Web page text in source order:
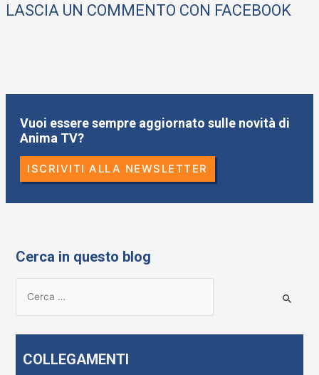
LASCIA UN COMMENTO CON FACEBOOK
Vuoi essere sempre aggiornato sulle novità di
Anima TV?
ISCRIVITI ALLA NEWSLETTER
Cerca in questo blog
COLLEGAMENTI